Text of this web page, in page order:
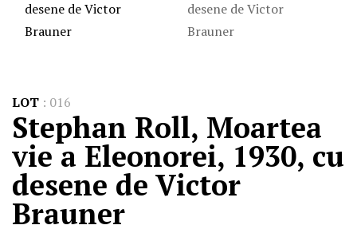
LOT : 016
Stephan Roll, Moartea
vie a Eleonorei, 1930, cu
desene de Victor
Brauner